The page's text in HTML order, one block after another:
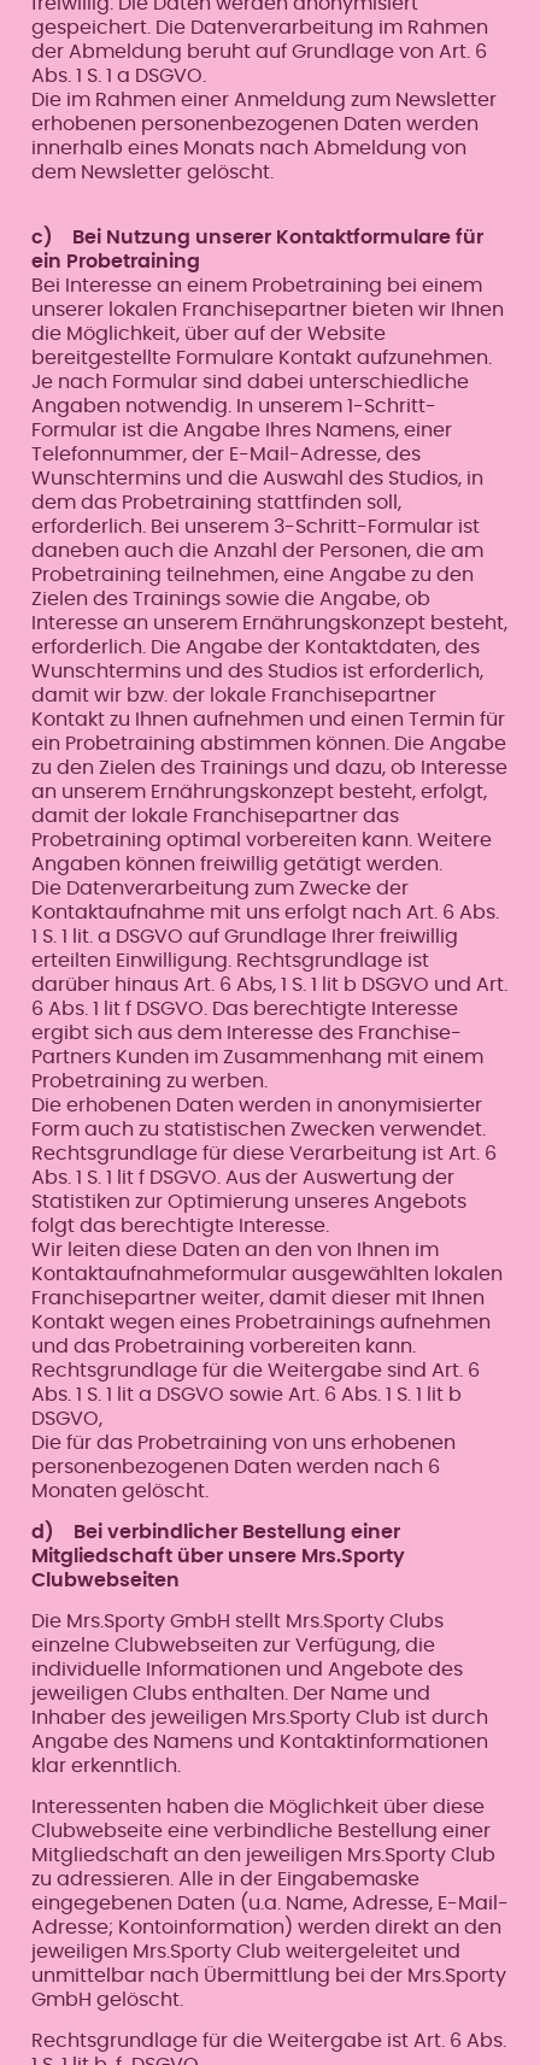
gespeichert. Die Datenverarbeitung im Rahmen
der Abmeldung beruht auf Grundlage von Art. 6
Abs. 1 S. 1 a DSGVO.
Die im Rahmen einer Anmeldung zum Newsletter
erhobenen personenbezogenen Daten werden
innerhalb eines Monats nach Abmeldung von
dem Newsletter gelöscht.
c) Bei Nutzung unserer Kontaktformulare für
ein Probetraining
Bei Interesse an einem Probetraining bei einem
unserer lokalen Franchisepartner bieten wir Ihnen
die Möglichkeit, über auf der Website
bereitgestellte Formulare Kontakt aufzunehmen.
Je nach Formular sind dabei unterschiedliche
Angaben notwendig. In unserem 1-Schritt-
Formular ist die Angabe Ihres Namens, einer
Telefonnummer, der E-Mail-Adresse, des
Wunschtermins und die Auswahl des Studios, in
dem das Probetraining stattfinden soll,
erforderlich. Bei unserem 3-Schritt-Formular ist
daneben auch die Anzahl der Personen, die am
Probetraining teilnehmen, eine Angabe zu den
Zielen des Trainings sowie die Angabe, ob
Interesse an unserem Ernährungskonzept besteht,
erforderlich. Die Angabe der Kontaktdaten, des
Wunschtermins und des Studios ist erforderlich,
damit wir bzw. der lokale Franchisepartner
Kontakt zu Ihnen aufnehmen und einen Termin für
ein Probetraining abstimmen können. Die Angabe
zu den Zielen des Trainings und dazu, ob Interesse
an unserem Ernährungskonzept besteht, erfolgt,
damit der lokale Franchisepartner das
Probetraining optimal vorbereiten kann. Weitere
Angaben können freiwillig getätigt werden.
Die Datenverarbeitung zum Zwecke der
Kontaktaufnahme mit uns erfolgt nach Art. 6 Abs.
1 S. 1 lit. a DSGVO auf Grundlage Ihrer freiwillig
erteilten Einwilligung. Rechtsgrundlage ist
darüber hinaus Art. 6 Abs, 1 S. 1 lit b DSGVO und Art.
6 Abs. 1 lit f DSGVO. Das berechtigte Interesse
ergibt sich aus dem Interesse des Franchise-
Partners Kunden im Zusammenhang mit einem
Probetraining zu werben.
Die erhobenen Daten werden in anonymisierter
Form auch zu statistischen Zwecken verwendet.
Rechtsgrundlage für diese Verarbeitung ist Art. 6
Abs. 1 S. 1 lit f DSGVO. Aus der Auswertung der
Statistiken zur Optimierung unseres Angebots
folgt das berechtigte Interesse.
Wir leiten diese Daten an den von Ihnen im
Kontaktaufnahmeformular ausgewählten lokalen
Franchisepartner weiter, damit dieser mit Ihnen
Kontakt wegen eines Probetrainings aufnehmen
und das Probetraining vorbereiten kann.
Rechtsgrundlage für die Weitergabe sind Art. 6
Abs. 1 S. 1 lit a DSGVO sowie Art. 6 Abs. 1 S. 1 lit b
DSGVO,
Die für das Probetraining von uns erhobenen
personenbezogenen Daten werden nach 6
Monaten gelöscht.
d) Bei verbindlicher Bestellung einer
Mitgliedschaft über unsere Mrs.Sporty
Clubwebseiten
Die Mrs.Sporty GmbH stellt Mrs.Sporty Clubs
einzelne Clubwebseiten zur Verfügung, die
individuelle Informationen und Angebote des
jeweiligen Clubs enthalten. Der Name und
Inhaber des jeweiligen Mrs.Sporty Club ist durch
Angabe des Namens und Kontaktinformationen
klar erkenntlich.
Interessenten haben die Möglichkeit über diese
Clubwebseite eine verbindliche Bestellung einer
Mitgliedschaft an den jeweiligen Mrs.Sporty Club
zu adressieren. Alle in der Eingabemaske
eingegebenen Daten (u.a. Name, Adresse, E-Mail-
Adresse; Kontoinformation) werden direkt an den
jeweiligen Mrs.Sporty Club weitergeleitet und
unmittelbar nach Übermittlung bei der Mrs.Sporty
GmbH gelöscht.
Rechtsgrundlage für die Weitergabe ist Art. 6 Abs.